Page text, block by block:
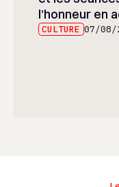
l’honneur en
CULTURE 07/08/